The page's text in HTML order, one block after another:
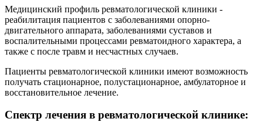
Медицинский профиль ревматологической клиники -
реабилитация пациентов с заболеваниями опорно-
двигательного аппарата, заболеваниями суставов и
воспалительными процессами ревматоидного характера, а
также с после травм и несчастных случаев.
Пациенты ревматологической клиники имеют возможность
получать стационарное, полустационарное, амбулаторное и
восстановительное лечение.
Спектр лечения в ревматологической клинике: